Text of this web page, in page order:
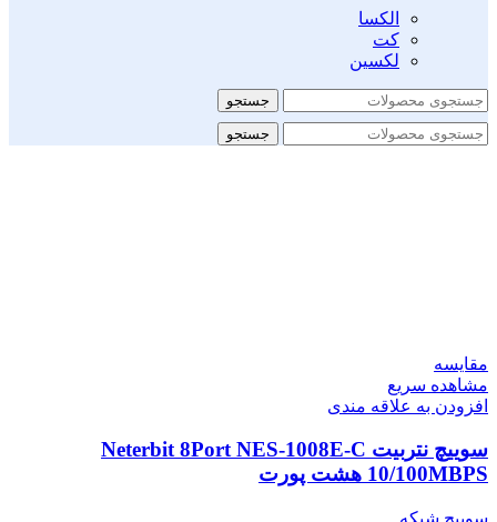
الکسا
کت
لکسین
جستجو
جستجو
مقایسه
مشاهده سریع
افزودن به علاقه مندی
سوییچ نتربیت Neterbit 8Port NES-1008E-C
10/100MBPS هشت پورت
سوییچ شبکه